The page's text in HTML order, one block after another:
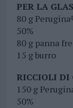
PER LA
80 g
50%
80 g panna
15 g burro
RICCIOLI DI
150 g
50%